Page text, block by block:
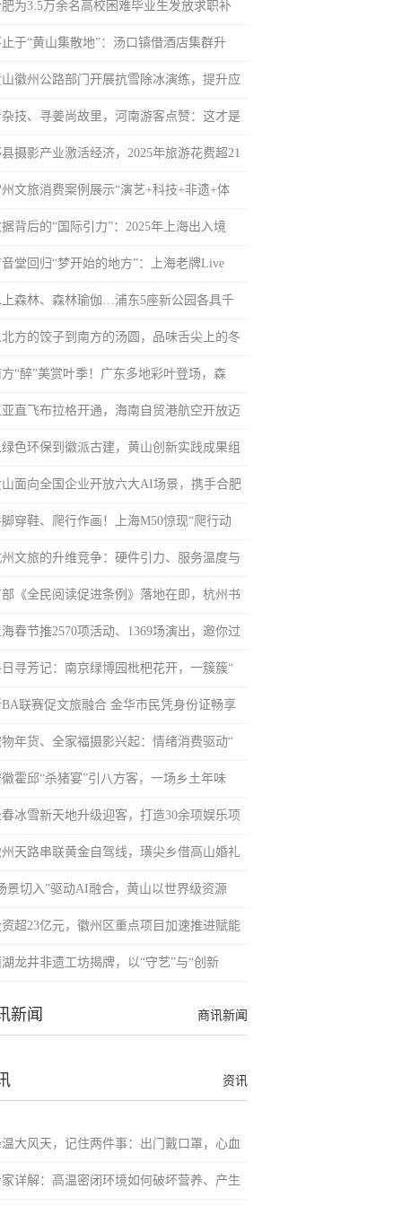
为3.5万余名高校困难毕业生发放求职补
于“黄山集散地”：汤口镇借酒店集群升
徽州公路部门开展抗雪除冰演练，提升应
技、寻姜尚故里，河南游客点赞：这才是
摄影产业激活经济，2025年旅游花费超21
文旅消费案例展示“演艺+科技+非遗+体
背后的“国际引力”：2025年上海出入境
堂回归“梦开始的地方”：上海老牌Live
森林、森林瑜伽…浦东5座新公园各具千
方的饺子到南方的汤圆，品味舌尖上的冬
“醉”美赏叶季！广东多地彩叶登场，森
直飞布拉格开通，海南自贸港航空开放迈
色环保到徽派古建，黄山创新实践成果组
面向全国企业开放六大AI场景，携手合肥
穿鞋、爬行作画！上海M50惊现“爬行动
文旅的升维竞争：硬件引力、服务温度与
《全民阅读促进条例》落地在即，杭州书
春节推2570项活动、1369场演出，邀你过
寻芳记：南京绿博园枇杷花开，一簇簇“
联赛促文旅融合 金华市民凭身份证畅享
年货、全家福摄影兴起：情绪消费驱动“
霍邱“杀猪宴”引八方客，一场乡土年味
冰雪新天地升级迎客，打造30余项娱乐项
天路串联黄金自驾线，璜尖乡借高山婚礼
景切入”驱动AI融合，黄山以世界级资源
超23亿元，徽州区重点项目加速推进赋能
龙井非遗工坊揭牌，以“守艺”与“创新
商讯新闻
新闻
资讯
大风天，记住两件事：出门戴口罩，心血
详解：高温密闭环境如何破坏营养、产生